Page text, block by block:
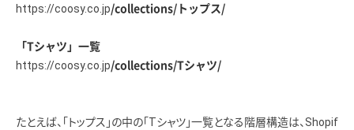
https://coosy.co.jp/collections/トップス/
「Tシャツ」一覧
https://coosy.co.jp/collections/Tシャツ/
たとえば、「トップス」の中の「Tシャツ」一覧となる階層構造は、Shopif